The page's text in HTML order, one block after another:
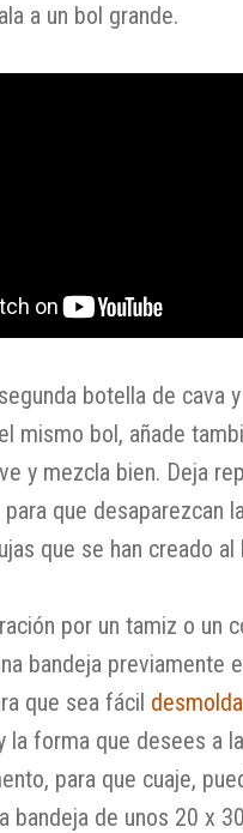
a un bol grande.
botella de cava
mismo bol, añade
y mezcla bien. Deja
que desaparezcan
que se han creado al
por un tamiz o un
bandeja previamente
que sea fácil
la forma que desees a
para que cuaje,
bandeja de unos 20 x 30